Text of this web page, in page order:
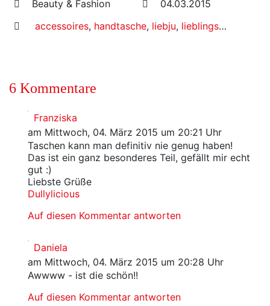
Beauty & Fashion
04.03.2015
accessoires, handtasche, liebju, lieblingstasche
6 Kommentare
Franziska
am Mittwoch, 04. März 2015 um 20:21 Uhr
Taschen kann man definitiv nie genug haben!
Das ist ein ganz besonderes Teil, gefällt mir echt
gut :)
Liebste Grüße
Dullylicious
Auf diesen Kommentar antworten
Daniela
am Mittwoch, 04. März 2015 um 20:28 Uhr
Awwww - ist die schön!!
Auf diesen Kommentar antworten